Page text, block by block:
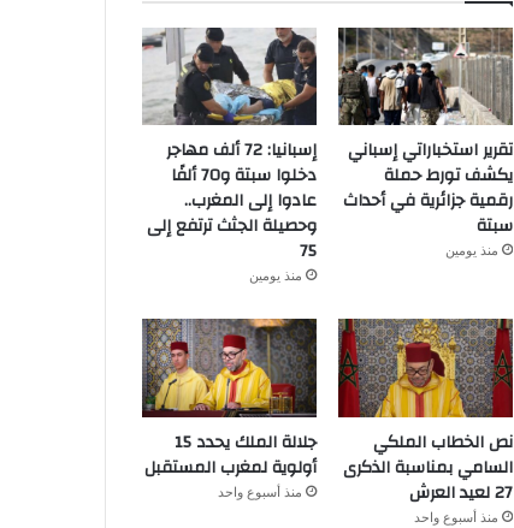
تقرير استخباراتي إسباني
يكشف تورط حملة
رقمية جزائرية في أحداث
سبتة
منذ يومين
إسبانيا: 72 ألف مهاجر
دخلوا سبتة و70 ألفًا
عادوا إلى المغرب..
وحصيلة الجثث ترتفع إلى
75
منذ يومين
نص الخطاب الملكي
السامي بمناسبة الذكرى
27 لعيد العرش
منذ أسبوع واحد
جلالة الملك يحدد 15
أولوية لمغرب المستقبل
منذ أسبوع واحد